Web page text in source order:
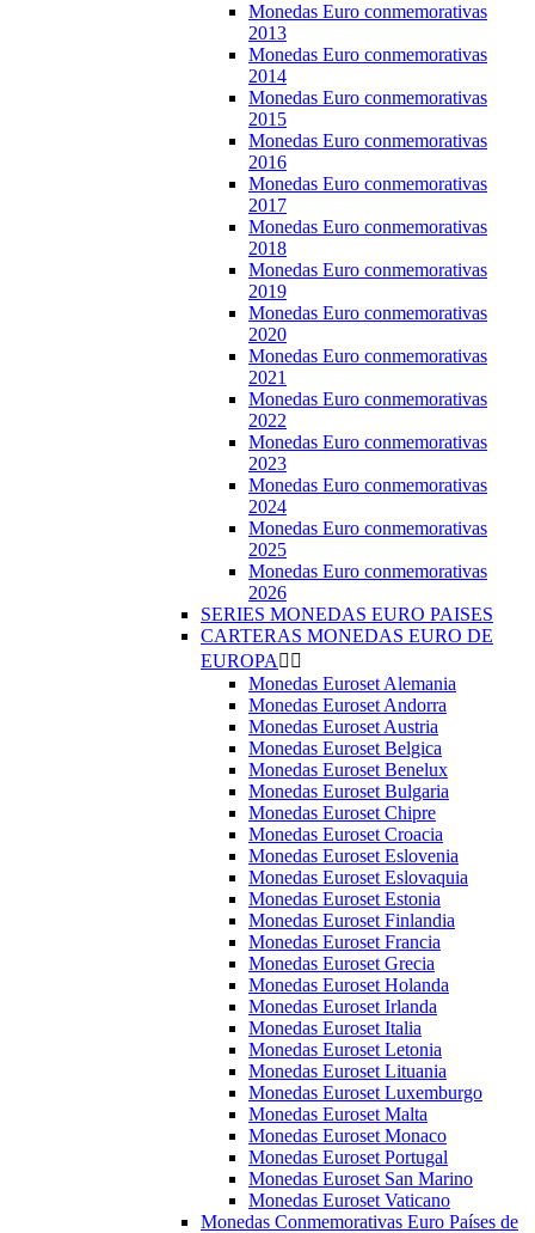
Monedas Euro conmemorativas
2013
Monedas Euro conmemorativas
2014
Monedas Euro conmemorativas
2015
Monedas Euro conmemorativas
2016
Monedas Euro conmemorativas
2017
Monedas Euro conmemorativas
2018
Monedas Euro conmemorativas
2019
Monedas Euro conmemorativas
2020
Monedas Euro conmemorativas
2021
Monedas Euro conmemorativas
2022
Monedas Euro conmemorativas
2023
Monedas Euro conmemorativas
2024
Monedas Euro conmemorativas
2025
Monedas Euro conmemorativas
2026
SERIES MONEDAS EURO PAISES
CARTERAS MONEDAS EURO DE
EUROPA  
Monedas Euroset Alemania
Monedas Euroset Andorra
Monedas Euroset Austria
Monedas Euroset Belgica
Monedas Euroset Benelux
Monedas Euroset Bulgaria
Monedas Euroset Chipre
Monedas Euroset Croacia
Monedas Euroset Eslovenia
Monedas Euroset Eslovaquia
Monedas Euroset Estonia
Monedas Euroset Finlandia
Monedas Euroset Francia
Monedas Euroset Grecia
Monedas Euroset Holanda
Monedas Euroset Irlanda
Monedas Euroset Italia
Monedas Euroset Letonia
Monedas Euroset Lituania
Monedas Euroset Luxemburgo
Monedas Euroset Malta
Monedas Euroset Monaco
Monedas Euroset Portugal
Monedas Euroset San Marino
Monedas Euroset Vaticano
Monedas Conmemorativas Euro Países de